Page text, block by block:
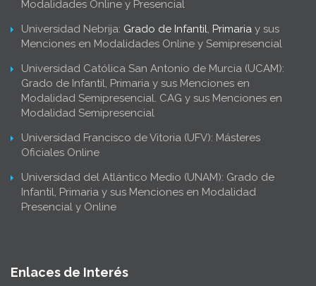
Modalidades Online y Presencial
Universidad Nebrija: Grado de Infantil, Primaria y sus
Menciones en Modalidades Online y Semipresencial
Universidad Católica San Antonio de Murcia (UCAM):
Grado de Infantil, Primaria y sus Menciones en
Modalidad Semipresencial. CAG y sus Menciones en
Modalidad Semipresencial
Universidad Francisco de Vitoria (UFV): Másteres
Oficiales Online
Universidad del Atlántico Medio (UNAM): Grado de
Infantil, Primaria y sus Menciones en Modalidad
Presencial y Online
Enlaces de Interés